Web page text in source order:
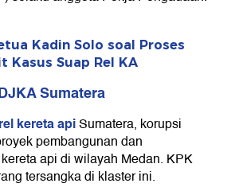
Kadin Solo soal Proses
Kasus Suap Rel KA
Sumatera
kereta apiSumatera, korupsi
pembangunan dan
api di wilayah Medan. KPK
tersangka di klaster ini.